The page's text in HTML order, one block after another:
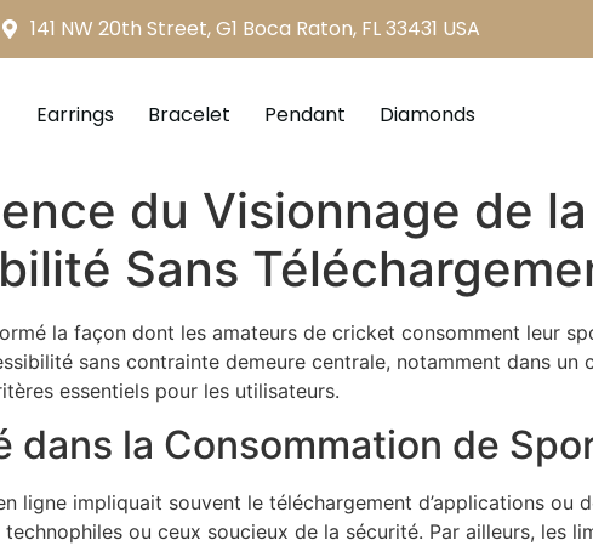
141 NW 20th Street, G1 Boca Raton, FL 33431 USA
Earrings Bracelet Pendant Diamonds
du Visionnage de
Sans
la façon dont les amateurs de cricket consomment leur
sans contrainte demeure centrale, notamment dans
essentiels pour les utilisateurs.
dans la Consommation de
ligne impliquait souvent le téléchargement d’applications ou
ou ceux soucieux de la sécurité. Par ailleurs, les